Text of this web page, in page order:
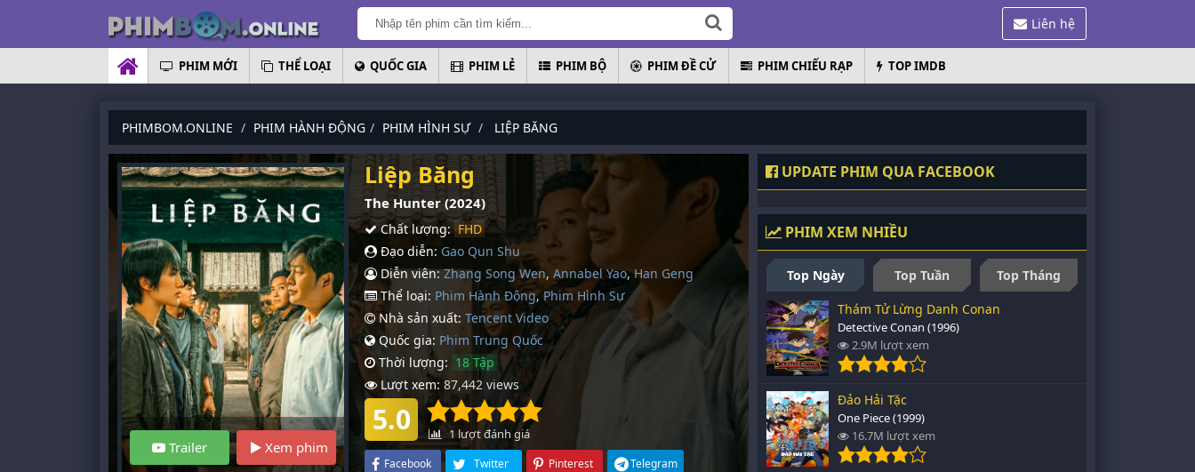
Liên hệ
PHIM MỚI THỂ LOẠI QUỐC GIA PHIM LẺ PHIM BỘ PHIM ĐỀ CỬ PHIM CHIẾU RẠP TOP IMDB
PHIMBOM.ONLINE PHIM HÀNH ĐỘNG PHIM HÌNH SỰ LIỆP BĂNG
Trailer Xem phim
Liệp Băng
The Hunter (2024)
Chất lượng: FHD
Đạo diễn: Gao Qun Shu
Diễn viên: Zhang Song Wen, Annabel Yao,Han Geng
Thể loại: Phim Hành Động,Phim Hình Sự
Nhà sản xuất: Tencent Video
Quốc gia: Phim Trung Quốc
Thời lượng: 18 Tập
Lượt xem: 87,442 views
5.0 1 lượt đánh giá
Facebook Twitter Pinterest Telegram
UPDATE PHIM QUA FACEBOOK
PHIM XEM NHIỀU
Top Ngày Top Tuần
Top Tháng
Thám Tử Lừng Danh Conan
Detective Conan (1996)
2.9M lượt xem
Đảo Hải Tặc
One Piece (1999)
16.7M lượt xem